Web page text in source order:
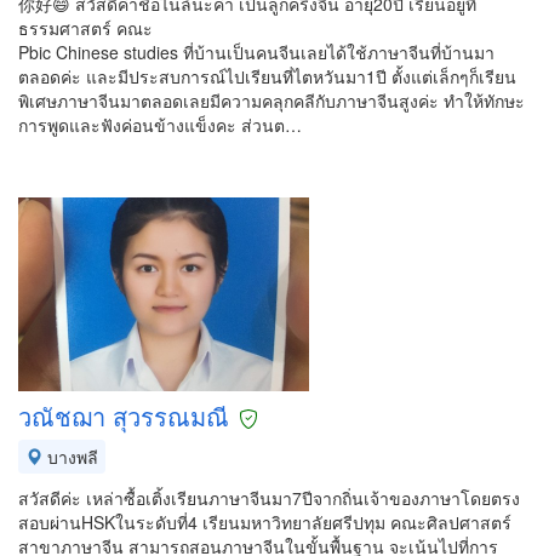
ธรรมศาสตร์ คณะ
Pbic Chinese studies ที่บ้านเป็นคนจีนเลยได้ใช้ภาษาจีนที่บ้านมา
ตลอดค่ะ และมีประสบการณ์ไปเรียนที่ไตหวันมา1ปี ตั้งแต่เล็กๆก็เรียน
พิเศษภาษาจีนมาตลอดเลยมีความคลุกคลีกับภาษาจีนสูงค่ะ ทำให้ทักษะ
การพูดและฟังค่อนข้างแข็งคะ ส่วนต…
วณัชฌา สุวรรณมณี
บางพลี
สวัสดีค่ะ เหล่าซื้อเติ้งเรียนภาษาจีนมา7ปีจากถิ่นเจ้าของภาษาโดยตรง
สอบผ่านHSKในระดับที่4 เรียนมหาวิทยาลัยศรีปทุม คณะศิลปศาสตร์
สาขาภาษาจีน สามารถสอนภาษาจีนในขั้นพื้นฐาน จะเน้นไปที่การ